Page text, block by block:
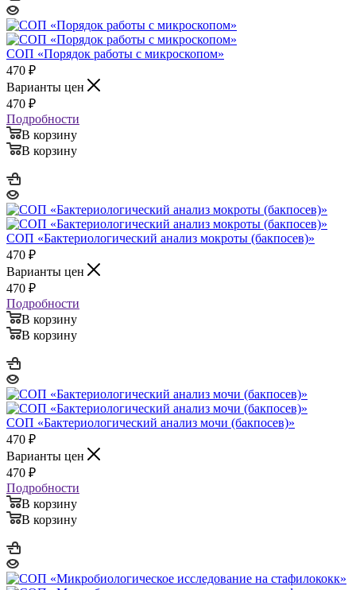
СОП «Порядок работы с микроскопом»
470 ₽
Варианты цен
470 ₽
Подробности
В корзину
В корзину
СОП «Бактериологический анализ мокроты (бакпосев)»
470 ₽
Варианты цен
470 ₽
Подробности
В корзину
В корзину
СОП «Бактериологический анализ мочи (бакпосев)»
470 ₽
Варианты цен
470 ₽
Подробности
В корзину
В корзину